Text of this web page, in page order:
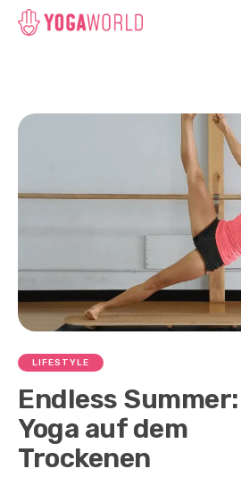
LIFESTYLE
Endless Summer:
Yoga auf dem
Trockenen